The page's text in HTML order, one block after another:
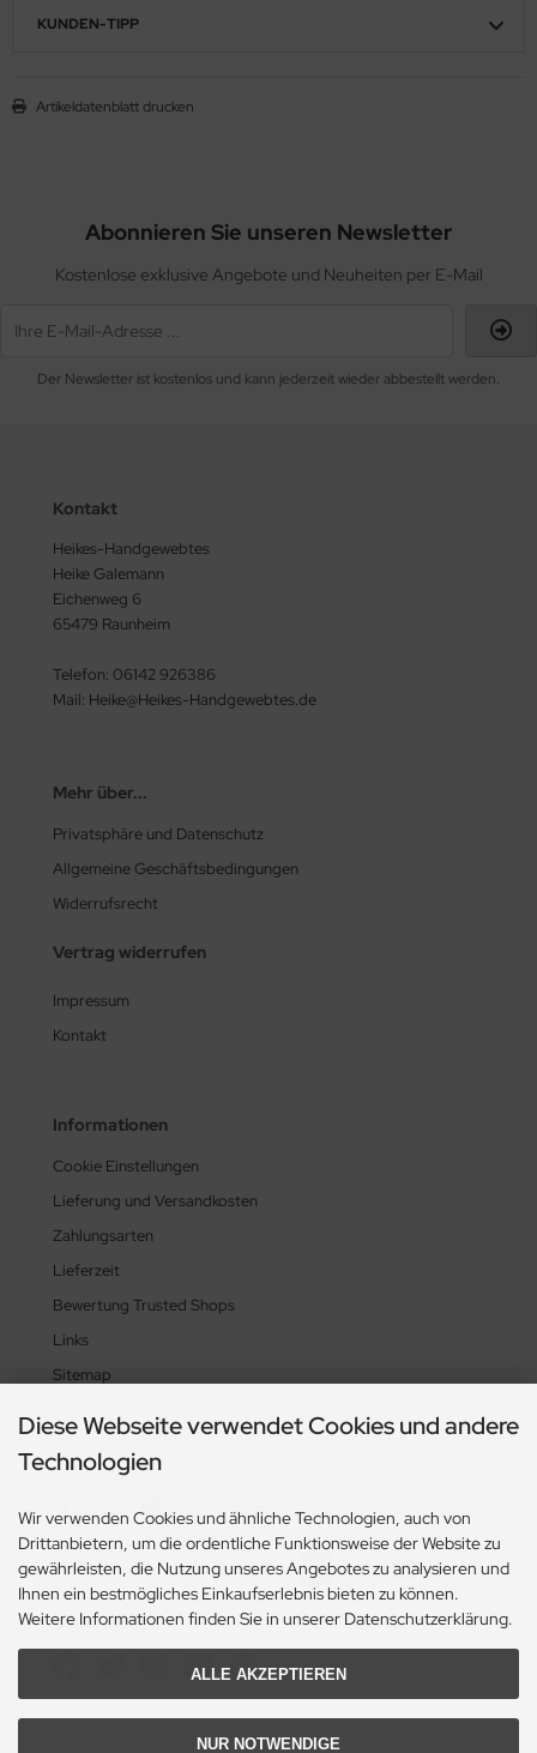
KUNDEN-TIPP
Artikeldatenblatt drucken
Abonnieren Sie unseren Newsletter
Kostenlose exklusive Angebote und Neuheiten per E-Mail
Der Newsletter ist kostenlos und kann jederzeit wieder abbestellt werden.
Kontakt
Heikes-Handgewebtes
Heike Galemann
Eichenweg 6
65479 Raunheim
Telefon: 06142 926386
Mail: Heike@Heikes-Handgewebtes.de
Mehr über...
Privatsphäre und Datenschutz
Allgemeine Geschäftsbedingungen
Widerrufsrecht
Vertrag widerrufen
Impressum
Kontakt
Informationen
Cookie Einstellungen
Lieferung und Versandkosten
Zahlungsarten
Lieferzeit
Bewertung Trusted Shops
Links
Sitemap
Zahlungsmethoden
Social Media
Diese Webseite verwendet Cookies und andere
Technologien
Wir verwenden Cookies und ähnliche Technologien, auch von
Drittanbietern, um die ordentliche Funktionsweise der Website zu
gewährleisten, die Nutzung unseres Angebotes zu analysieren und
Ihnen ein bestmögliches Einkaufserlebnis bieten zu können.
Weitere Informationen finden Sie in unserer Datenschutzerklärung.
ALLE AKZEPTIEREN
NUR NOTWENDIGE